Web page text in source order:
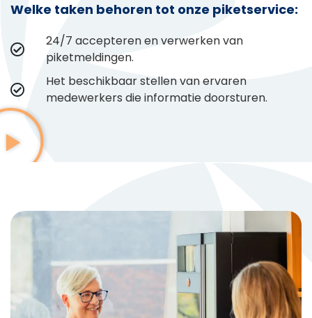
Welke taken behoren tot onze piketservice:
24/7 accepteren en verwerken van
piketmeldingen.
Het beschikbaar stellen van ervaren
medewerkers die informatie doorsturen.